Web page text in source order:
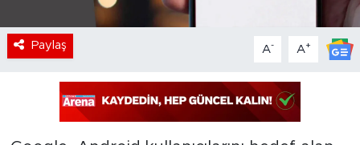
Paylaş A- A+